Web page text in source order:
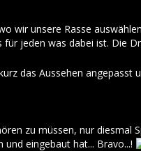
wir unsere Rasse
für jeden was dabei ist. Die
das Aussehen angepasst
zu müssen, nur diesmal
eingebaut hat... Bravo...!